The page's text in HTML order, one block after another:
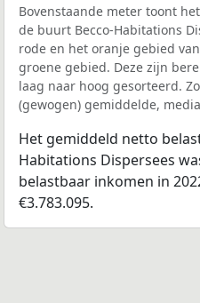
Bovenstaande meter toont
de buurt Becco-Habitations
rode en het oranje gebied
groene gebied. Deze zijn
laag naar hoog gesorteerd.
(gewogen) gemiddelde,
Het gemiddeld netto
Habitations Dispersees
belastbaar inkomen in
€3.783.095.